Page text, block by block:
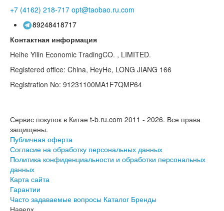
+7 (4162) 218-717 opt@taobao.ru.com
89248418717
Контактная информация
Heihe Yilin Economic TradingCO. , LIMITED.
Registered office: China, HeyHe, LONG JIANG 166
Registration No: 91231100MA1F7QMP64
Сервис покупок в Китае t-b.ru.com 2011 - 2026. Все права
защищены.
Публичная оферта
Согласие на обработку персональных данных
Политика конфиденциальности и обработки персональных
данных
Карта сайта
Гарантии
Часто задаваемые вопросы Каталог Бренды
Наверх